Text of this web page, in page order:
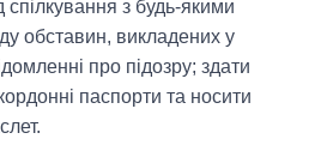
спілкування з будь-якими
обставин, викладених у
про підозру; здати
паспорти та носити